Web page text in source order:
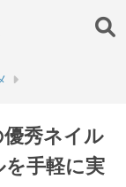
優秀ネイル
手軽に実